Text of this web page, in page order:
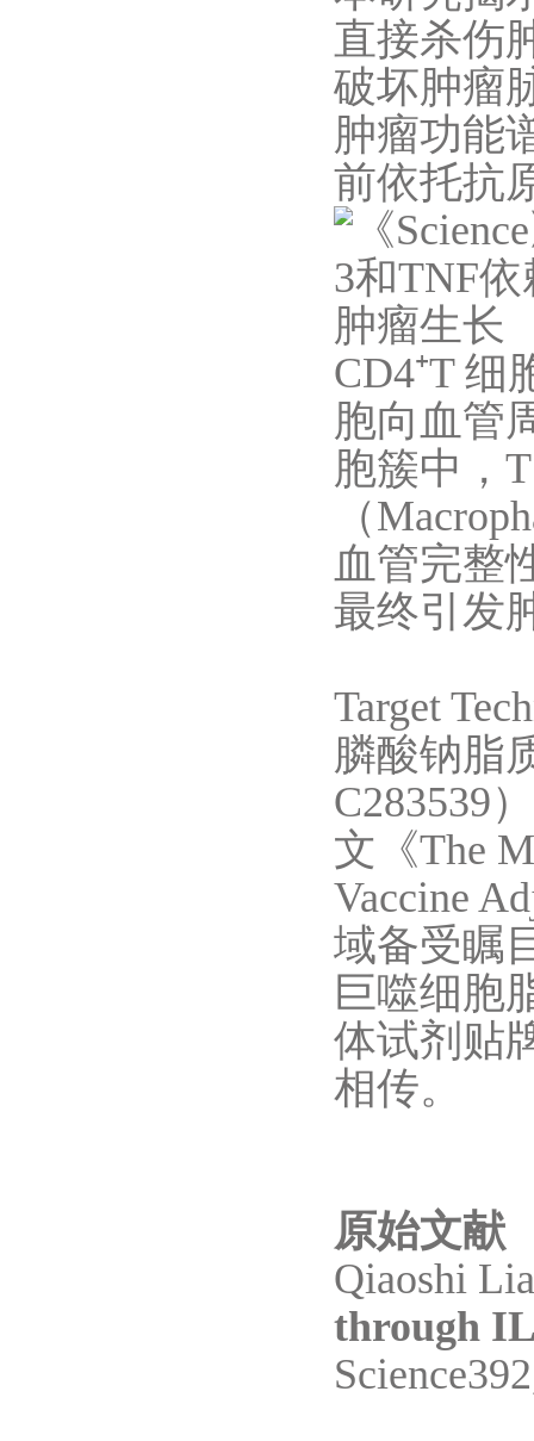
直接杀伤
破坏肿瘤
肿瘤功能
前依托抗
CD4⁺T
胞向血管
胞簇中，
（
血管完整
最终引发
Target
膦酸钠脂
C283539
文《The
Vaccine
域备受瞩
巨噬细胞
体试剂贴
相传。
原始文献
Qiaoshi
through